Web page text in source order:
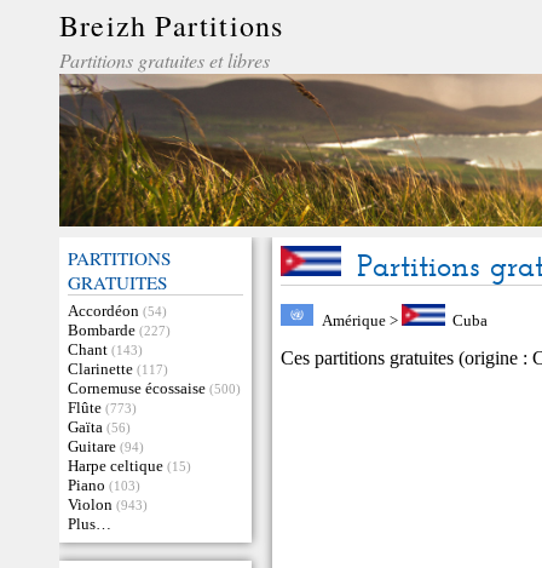
Breizh Partitions
Partitions gratuites et libres
PARTITIONS
GRATUITES
Accordéon (54)
Bombarde (227)
Chant (143)
Clarinette (117)
Cornemuse écossaise (500)
Flûte (773)
Gaïta (56)
Guitare (94)
Harpe celtique (15)
Piano (103)
Violon (943)
Plus…
Partitions
Amérique> Cuba
Ces partitions gratuites (origine :